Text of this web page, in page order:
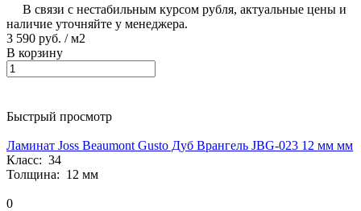
В связи с нестабильным курсом рубля, актуальные цены и
наличие уточняйте у менеджера.
3 590 руб. / м2
В корзину
Быстрый просмотр
Ламинат Joss Beaumont Gusto Дуб Врангель JBG-023 12 мм мм
Класс: 34
Толщина: 12 мм
0